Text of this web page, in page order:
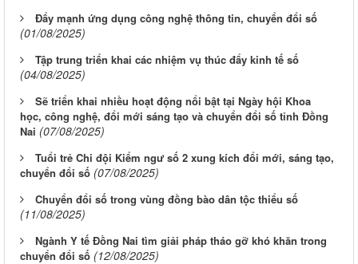
Đẩy mạnh ứng dụng công nghệ thông tin, chuyển đổi số
(01/08/2025)
Tập trung triển khai các nhiệm vụ thúc đẩy kinh tế số
(04/08/2025)
Sẽ triển khai nhiều hoạt động nổi bật tại Ngày hội Khoa
học, công nghệ, đổi mới sáng tạo và chuyển đổi số tỉnh Đồng
Nai (07/08/2025)
Tuổi trẻ Chi đội Kiểm ngư số 2 xung kích đổi mới, sáng tạo,
chuyển đổi số (07/08/2025)
Chuyển đổi số trong vùng đồng bào dân tộc thiểu số
(11/08/2025)
Ngành Y tế Đồng Nai tìm giải pháp tháo gỡ khó khăn trong
chuyển đổi số (12/08/2025)